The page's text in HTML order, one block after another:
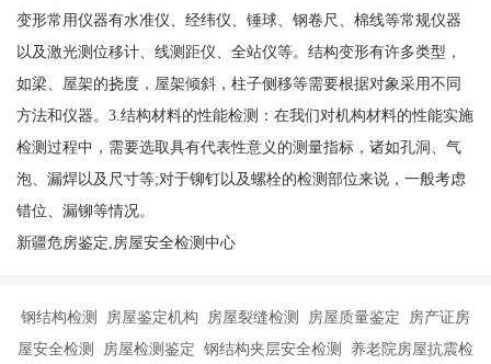
变形常用仪器有水准仪、经纬仪、锤球、钢卷尺、棉线等常规仪器
以及激光测位移计、线测距仪、全站仪等。结构变形有许多类型，
如梁、屋架的挠度，屋架倾斜，柱子侧移等需要根据对象采用不同
方法和仪器。3.结构材料的性能检测：在我们对机构材料的性能实施
检测过程中，需要选取具有代表性意义的测量指标，诸如孔洞、气
泡、漏焊以及尺寸等;对于铆钉以及螺栓的检测部位来说，一般考虑
错位、漏铆等情况。
新疆危房鉴定,房屋安全检测中心
钢结构检测 房屋鉴定机构 房屋裂缝检测 房屋质量鉴定 房产证房
屋安全检测 房屋检测鉴定 钢结构夹层安全检测 养老院房屋抗震检